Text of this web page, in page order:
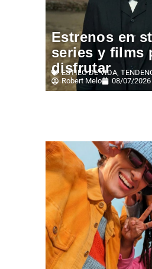
Estrenos en
series y films
disfrutar
ESTILO DE VIDA,
Robert Melo
08/07/2026